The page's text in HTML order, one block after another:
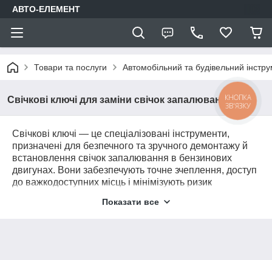
АВТО-ЕЛЕМЕНТ
Товари та послуги Автомобільний та будівельний
Свічкові ключі для заміни свічок запалювання
Свічкові ключі — це спеціалізовані інструменти,
призначені для безпечного та зручного демонтажу й
встановлення свічок запалювання в бензинових
двигунах. Вони забезпечують точне зчеплення, доступ
до важкодоступних місць і мінімізують ризик
асортименті — Т-подібні, карданні, торцеві,
Показати все
КНОПКА
ЗВ'ЯЗКУ